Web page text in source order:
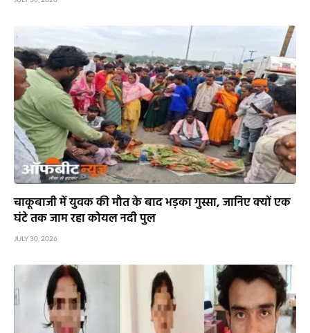
चाकूबाजी में युवक की मौत के बाद भड़का गुस्सा, जानिए क्यों एक
घंटे तक जाम रहा कोयल नदी पुल
JULY 30, 2026